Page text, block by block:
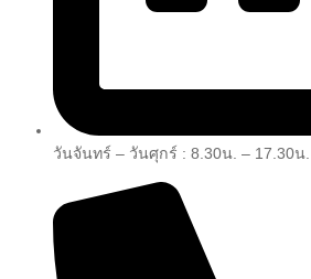
วันจันทร์ – วันศุกร์ : 8.30น. – 17.30น.